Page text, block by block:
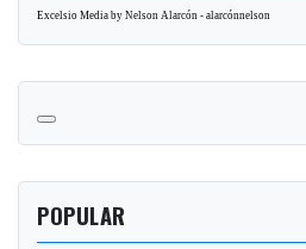
Excelsio Media by Nelson Alarcón - alarcónnelson
POPULAR